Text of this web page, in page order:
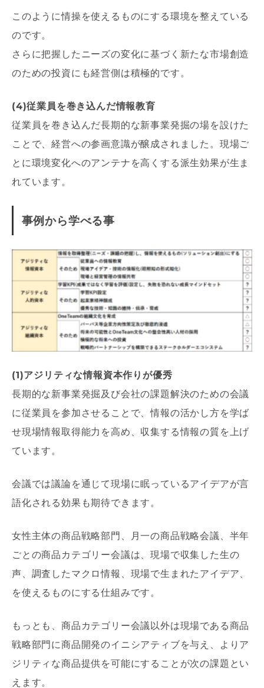
このように情操を使えるものにする環境を整えている
のです。
さらに把握したニーズの変化に基づく新たな市場創造
のための投資にも経営側は積極的です。
(4)従業員を巻き込んだ情報教育
従業員を巻き込んだ長期的な新事業発掘の場を設けた
ことで、経営への参画意識が醸成されました。現場ご
とに環境変化へのアンテナを高くする派生効果が生ま
れています。
事例から学べる事
(1)アジリティな情報資本作りが優秀
長期的な新事業発掘及び会社の課題解決のための会議
に従業員を参加させることで、情報の活かし方を学ば
せ現場情報取得能力を高め、収集する情報の質を上げ
ています。
会議では議論を通じて現場に眠っているアイデアが言
語化される効果も期待できます。
女性主体の商品戦略部門、月一の商品戦略会議、半年
ごとの商品カテゴリー会議は、現場で収集した生の
声、調査したマクロ情報、現場で生まれたアイデア、
を使えるものにする仕組みです。
もっとも、商品カテゴリー会議以外は現場である商品
戦略部門に商品開発のイニシアティブを与え、よりア
ジリティな商品提供を可能にすることが次の課題とい
えます。